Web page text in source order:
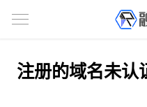
注册的域名未认